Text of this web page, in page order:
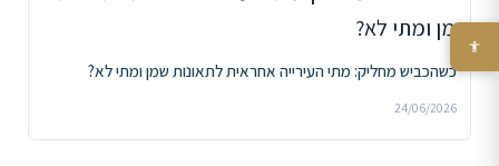
כשהכביש מחליק: מתי העירייה אחראית לתאונות שמן ומתי לא?
24/06/2026